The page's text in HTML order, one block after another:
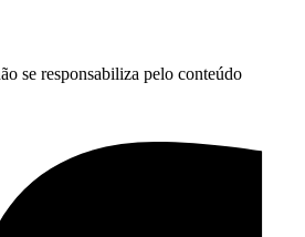
se responsabiliza pelo conteúdo